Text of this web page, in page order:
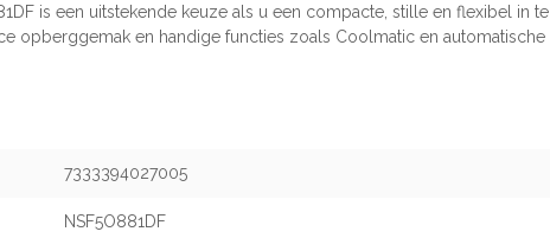
is een uitstekende keuze als u een compacte, stille en flexibel in te
opberggemak en handige functies zoals Coolmatic en automatische
7333394027005
NSF5O881DF